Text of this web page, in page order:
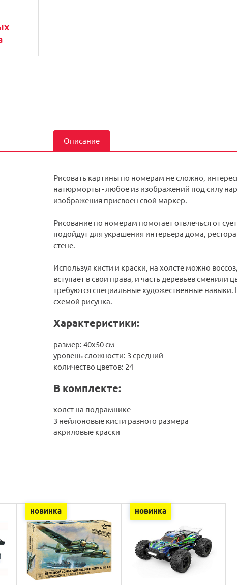
Описание
Рисовать картины по номерам не сложно,
натюрморты - любое из изображений под силу
изображения присвоен свой маркер.
Рисование по номерам помогает отвлечься от
подойдут для украшения интерьера дома,
стене.
Используя кисти и краски, на холсте можно
вступает в свои права, и часть деревьев сменили
требуются специальные художественные навыки.
схемой рисунка.
Характеристики:
размер: 40х50 см
уровень сложности: 3 средний
количество цветов: 24
В комплекте:
холст на подрамнике
3 нейлоновые кисти разного размера
акриловые краски
новинка новинка